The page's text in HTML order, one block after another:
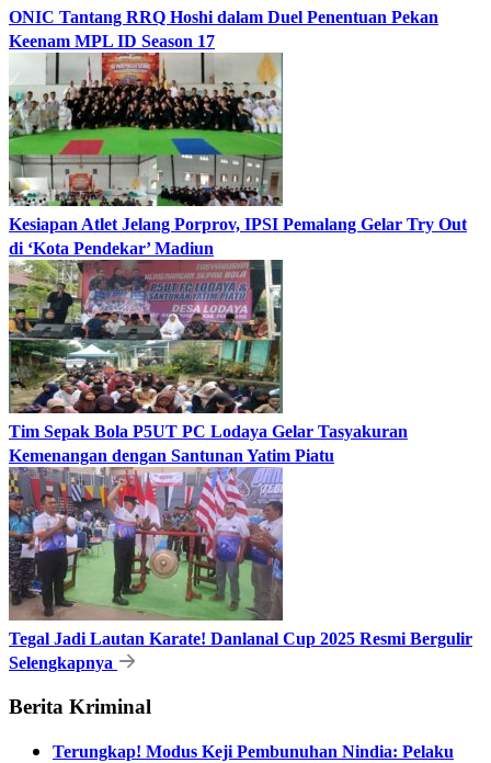
ONIC Tantang RRQ Hoshi dalam Duel Penentuan Pekan
Keenam MPL ID Season 17
Kesiapan Atlet Jelang Porprov, IPSI Pemalang Gelar Try Out
di ‘Kota Pendekar’ Madiun
Tim Sepak Bola P5UT PC Lodaya Gelar Tasyakuran
Kemenangan dengan Santunan Yatim Piatu
Tegal Jadi Lautan Karate! Danlanal Cup 2025 Resmi Bergulir
Selengkapnya
Berita Kriminal
Terungkap! Modus Keji Pembunuhan Nindia: Pelaku